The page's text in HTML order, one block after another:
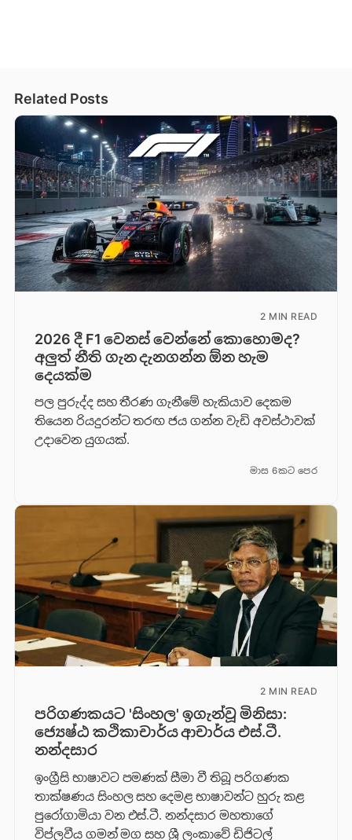
Related Posts
2 MIN READ
2026 දී F1 වෙනස් වෙන්නේ කොහොමද?
අලුත් නීති ගැන දැනගන්න ඕන හැම
දෙයක්ම
පල පුරුද්ද සහ තීරණ ගැනීමේ හැකියාව දෙකම
තියෙන රියදුරන්ට තරඟ ජය ගන්න වැඩි අවස්ථාවක්
උදාවෙන යුගයක්.
මාස 6කට පෙර
2 MIN READ
පරිගණකයට 'සිංහල' ඉගැන්වූ මිනිසා:
ජ්‍යෙෂ්ඨ කථිකාචාර්ය ආචාර්ය එස්.ටී.
නන්දසාර
ඉංග්‍රීසි භාෂාවට පමණක් සීමා වී තිබූ පරිගණක
තාක්ෂණය සිංහල සහ දෙමළ භාෂාවන්ට හුරු කළ
පුරෝගාමියා වන එස්.ටී. නන්දසාර මහතාගේ
විප්ලවීය ගමන් මග සහ ශ්‍රී ලංකාවේ ඩිජිටල්